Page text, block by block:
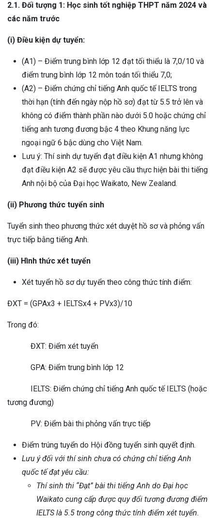
2.1. Đối tượng 1: Học sinh tốt nghiệp THPT năm 2024 và
các năm trước
(i) Điều kiện dự tuyển:
(A1) – Điểm trung bình lớp 12 đạt tối thiểu là 7,0/10 và
điểm trung bình lớp 12 môn toán tối thiểu 7,0;
(A2) – Điểm chứng chỉ tiếng Anh quốc tế IELTS trong
thời hạn (tính đến ngày nộp hồ sơ) đạt từ 5.5 trở lên và
không có điểm thành phần nào dưới 5.0 hoặc chứng chỉ
tiếng anh tương đương bậc 4 theo Khung năng lực
ngoại ngữ 6 bậc dùng cho Việt Nam.
Lưu ý: Thí sinh dự tuyển đạt điều kiện A1 nhưng không
đạt điều kiện A2 sẽ được yêu cầu thực hiện bài thi tiếng
Anh nội bộ của Đại học Waikato, New Zealand.
(ii) Phương thức tuyển sinh
Tuyển sinh theo phương thức xét duyệt hồ sơ và phỏng vấn
trực tiếp bằng tiếng Anh.
(iii) Hình thức xét tuyển
Xét tuyển hồ sơ dự tuyển theo công thức tính điểm:
ĐXT = (GPAx3 + IELTSx4 + PVx3)/10
Trong đó:
ĐXT: Điểm xét tuyển
GPA: Điểm trung bình lớp 12
IELTS: Điểm chứng chỉ tiếng Anh quốc tế IELTS (hoặc
tương đương)
PV: Điểm bài thi phỏng vấn trực tiếp
Điểm trúng tuyển do Hội đồng tuyển sinh quyết định.
Lưu ý đối với thí sinh chưa có chứng chỉ tiếng Anh
quốc tế đạt yêu cầu:
Thí sinh thi “Đạt” bài thi tiếng Anh do Đại học
Waikato cung cấp được quy đổi tương đương điểm
IELTS là 5.5 trong công thức tính điểm xét tuyển.